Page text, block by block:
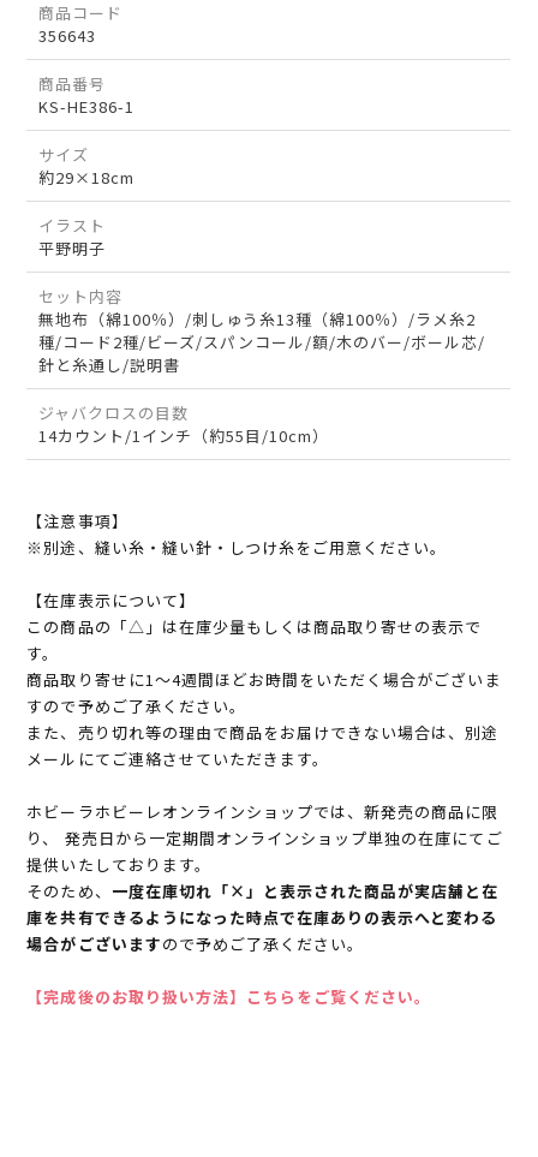
商品コード
356643
商品番号
KS-HE386-1
サイズ
約29×18cm
イラスト
平野明子
セット内容
無地布（綿100％）/刺しゅう糸13種（綿100％）/ラメ糸2
種/コード2種/ビーズ/スパンコール/額/木のバー/ボール芯/
針と糸通し/説明書
ジャバクロスの目数
14カウント/1インチ（約55目/10cm）
【注意事項】
※別途、縫い糸・縫い針・しつけ糸をご用意ください。
【在庫表示について】
この商品の「△」は在庫少量もしくは商品取り寄せの表示で
す。
商品取り寄せに1～4週間ほどお時間をいただく場合がございま
すので予めご了承ください。
また、売り切れ等の理由で商品をお届けできない場合は、別途
メールにてご連絡させていただきます。
ホビーラホビーレオンラインショップでは、新発売の商品に限
り、 発売日から一定期間オンラインショップ単独の在庫にてご
提供いたしております。
そのため、 一度在庫切れ「×」と表示された商品が実店舗と在
庫を共有できるようになった時点で在庫ありの表示へと変わる
場合がございますので予めご了承ください。
【完成後のお取り扱い方法】こちらをご覧ください。